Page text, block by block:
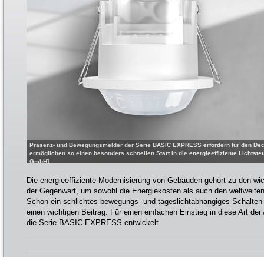
Präsenz- und Bewegungsmelder der Serie BASIC EXPRESS erfordern für den
ermöglichen so einen besonders schnellen Start in die energieeffiziente
GmbH]
Die energieeffiziente Modernisierung von Gebäuden gehört zu den
der Gegenwart, um sowohl die Energiekosten als auch den
Schon ein schlichtes bewegungs- und tageslichtabhängiges
einen wichtigen Beitrag. Für einen einfachen Einstieg in diese Art
die Serie BASIC EXPRESS entwickelt.